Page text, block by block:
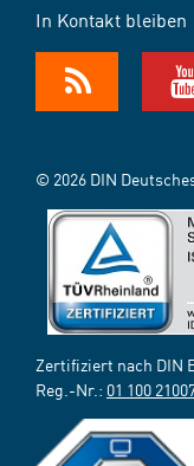
In Kontakt bleiben
© 2026 DIN
Zertifiziert nach DIN
Reg.-Nr.: 01 100